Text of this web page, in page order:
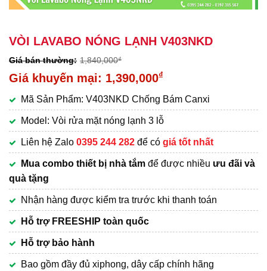
VÒI LAVABO NÓNG LẠNH V403NKD
1,840,000₫
Giá
là:
1,840,000₫.
1,390,000₫
hiện
tại
là:
1,390,000₫.
Mã Sản Phẩm: V403NKD Chống Bám Canxi
Model: Vòi rửa mặt nóng lạnh 3 lỗ
Liên hệ Zalo 0395 244 282 để có giá tốt nhất
Mua combo thiết bị nhà tắm để được nhiều ưu đãi và
quà tặng
Nhận hàng được kiểm tra trước khi thanh toán
Hỗ trợ FREESHIP toàn quốc
Hỗ trợ bảo hành
Bao gồm đầy đủ xiphong, dây cấp chính hãng